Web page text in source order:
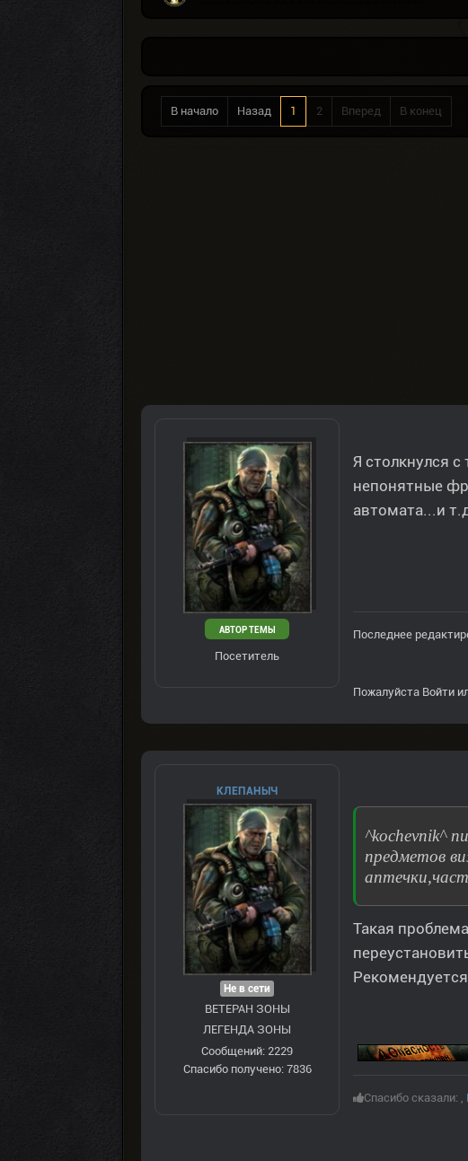
В начало Назад 1 2 Вперед В конец
АВТОР ТЕМЫ
Посетитель
Я столкнулся
непонятные
автомата...и
Последнее
Пожалуйста Войти
КЛЕПАНЫЧ
Не в сети
ВЕТЕРАН ЗOНЫ
ЛЕГЕНДА ЗОНЫ
Сообщений: 2229
Спасибо получено: 7836
^kochevnik^
предметов
Такая
Спасибо сказали: ,